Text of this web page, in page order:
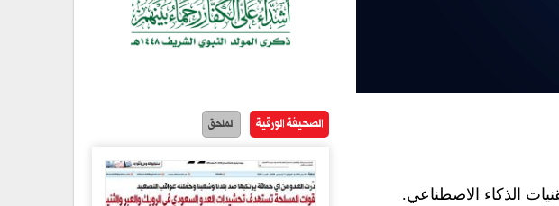
الذكاء الاصطناعي.
الصحيفة الورقية الملحق